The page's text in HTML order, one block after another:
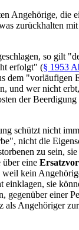
Angehörige, die
zurückhalten
so gilt
erfolgt" (§ 1953
dem "vorläufigen
und wer nicht
der Beerdigung
schützt nicht
nicht die
zu sein,
über eine
weil kein
einklagen, sie
gegenüber einer
als Angehöriger